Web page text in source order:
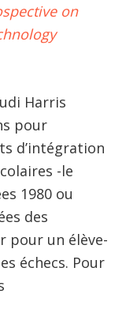
on
Harris
pour
d’intégration
-le
1980 ou
des
pour un élève-
échecs. Pour